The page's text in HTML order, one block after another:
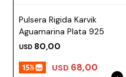
Pulsera Rigida Karvik
Aguamarina Plata 925
USD 80,00
USD 68,00
todo
Relojes
Loria
Studio
Casio
Fossil
Pluma
Repuestos
Bolígrafo
HIDRATACIÓN
MOCHILAS